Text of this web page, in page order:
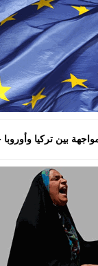
بين تركيا